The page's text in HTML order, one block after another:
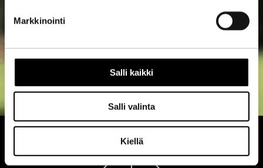
Markkinointi
Salli kaikki
Salli valinta
Kiellä